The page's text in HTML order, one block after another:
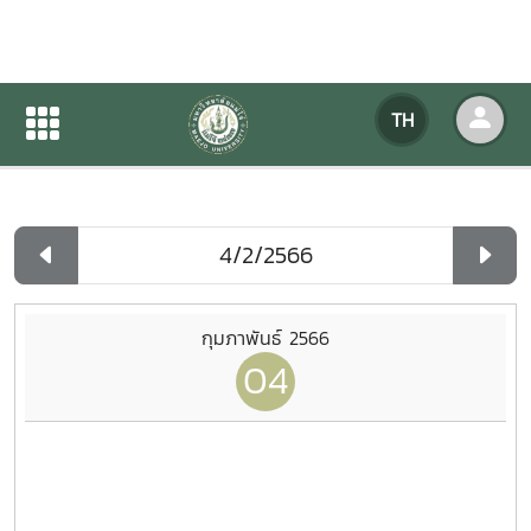
TH
ปฏิทินกิจกรรมของหน่วยงาน
ปฏิทินกิจกรรมของหน่วยงาน
กุมภาพันธ์ 2566
04